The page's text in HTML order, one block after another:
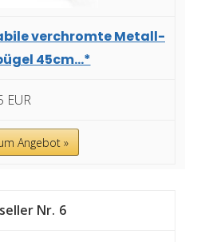
verchromte Metall-
45cm...*
EUR
Angebot »
6